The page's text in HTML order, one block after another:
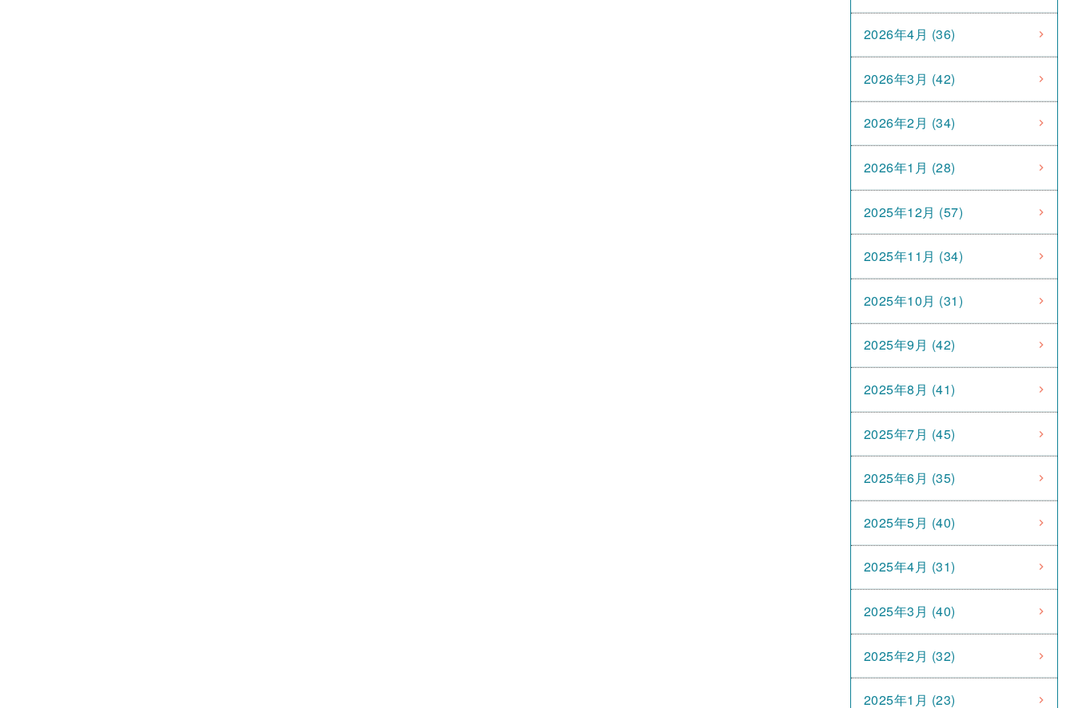
2026年4月 (36)
2026年3月 (42)
2026年2月 (34)
2026年1月 (28)
2025年12月 (57)
2025年11月 (34)
2025年10月 (31)
2025年9月 (42)
2025年8月 (41)
2025年7月 (45)
2025年6月 (35)
2025年5月 (40)
2025年4月 (31)
2025年3月 (40)
2025年2月 (32)
2025年1月 (23)